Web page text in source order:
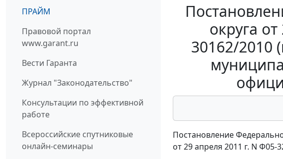
ПРАЙМ
Правовой портал
www.garant.ru
Вести Гаранта
Журнал "Законодательство"
Консультации по эффективной
работе
Всероссийские спутниковые
онлайн-семинары
округа
30162/2010
Постановление
от 29 апреля 2011 г. N Ф05-